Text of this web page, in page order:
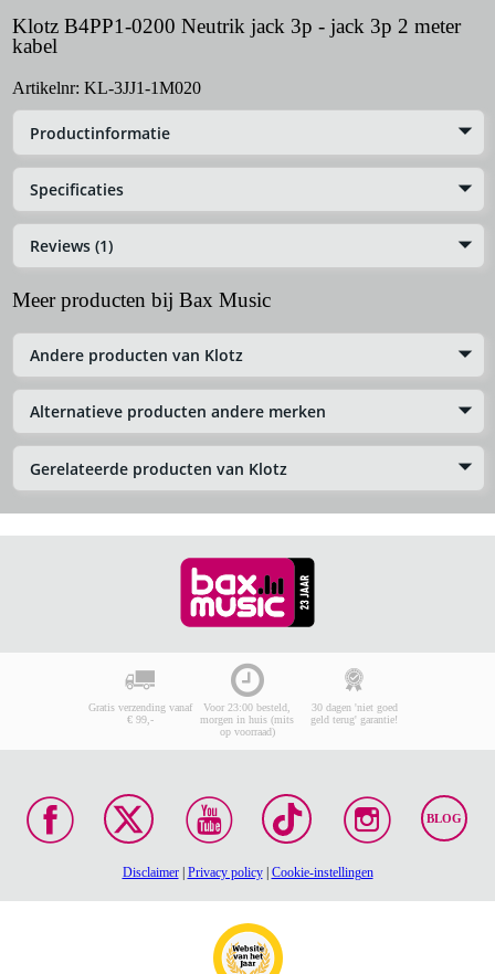
Klotz B4PP1-0200 Neutrik jack 3p - jack 3p 2 meter
kabel
Artikelnr: KL-3JJ1-1M020
Productinformatie
Specificaties
Reviews (1)
Meer producten bij Bax Music
Andere producten van Klotz
Alternatieve producten andere merken
Gerelateerde producten van Klotz
Gratis verzending vanaf
€ 99,-
Voor 23:00 besteld,
morgen in huis (mits
op voorraad)
30 dagen 'niet goed
geld terug' garantie!
BLOG
Disclaimer| Privacy policy| Cookie-instellingen